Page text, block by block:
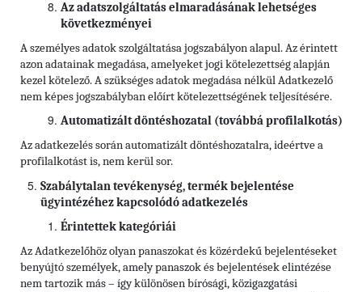
Az adatszolgáltatás elmaradásának lehetséges
következményei
A személyes adatok szolgáltatása jogszabályon alapul. Az érintett
azon adatainak megadása, amelyeket jogi kötelezettség alapján
kezel kötelező. A szükséges adatok megadása nélkül Adatkezelő
nem képes jogszabályban előírt kötelezettségének teljesítésére.
Automatizált döntéshozatal (továbbá profilalkotás)
Az adatkezelés során automatizált döntéshozatalra, ideértve a
profilalkotást is, nem kerül sor.
Szabálytalan tevékenység, termék bejelentése
ügyintézéhez kapcsolódó adatkezelés
Érintettek kategóriái
Az Adatkezelőhöz olyan panaszokat és közérdekű bejelentéseket
benyújtó személyek, amely panaszok és bejelentések elintézése
nem tartozik más – így különösen bírósági, közigazgatási